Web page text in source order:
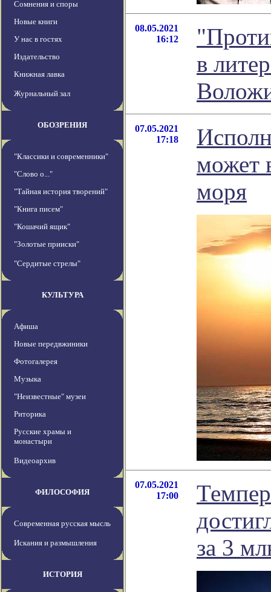
Сомнения и споры
Новые книги
У нас в гостях
Издательство
Книжная лавка
Журнальный зал
ОБОЗРЕНИЯ
"Классики и современники"
"Слово о..."
"Тайная история творений"
"Книга писем"
"Кошачий ящик"
"Золотые прииски"
"Сердитые стрелы"
КУЛЬТУРА
Афиша
Новые передвжиники
Фотогалерея
Музыка
"Неизвестные" музеи
Риторика
Русские храмы и
монастыри
Видеоархив
ФИЛОСОФИЯ
Современная русская мысль
Искания и размышления
ИСТОРИЯ
08.05.2021
16:12
в
07.05.2021
17:18
может
моря
07.05.2021
17:00
за 3